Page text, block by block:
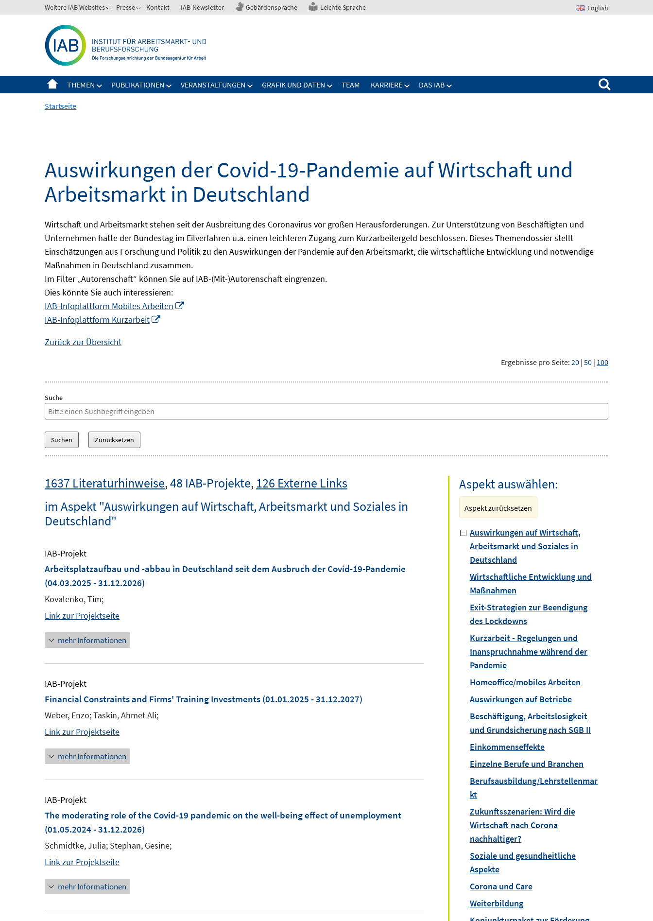
zum
Weitere IAB Websites Presse Kontakt IAB-Newsletter Gebärdensprache Leichte Sprache English
THEMEN PUBLIKATIONEN VERANSTALTUNGEN GRAFIK UND DATEN TEAM KARRIERE DAS IAB
Suchen nach:
Startseite
Auswirkungen der Covid-19-Pandemie auf Wirtschaft und
Arbeitsmarkt in Deutschland
Wirtschaft und Arbeitsmarkt stehen seit der Ausbreitung des Coronavirus vor großen Herausforderungen. Zur Unterstützung von Beschäftigten und
Unternehmen hatte der Bundestag im Eilverfahren u.a. einen leichteren Zugang zum Kurzarbeitergeld beschlossen. Dieses Themendossier stellt
Einschätzungen aus Forschung und Politik zu den Auswirkungen der Pandemie auf den Arbeitsmarkt, die wirtschaftliche Entwicklung und notwendige
Maßnahmen in Deutschland zusammen.
Im Filter „Autorenschaft“ können Sie auf IAB-(Mit-)Autorenschaft eingrenzen.
Dies könnte Sie auch interessieren:
IAB-Infoplattform Mobiles Arbeiten
IAB-Infoplattform Kurzarbeit
Zurück zur Übersicht
Ergebnisse pro Seite: 20 | 50 | 100
Suche
1637 Literaturhinweise,48 IAB-Projekte, 126 Externe Links
im Aspekt "Auswirkungen auf Wirtschaft, Arbeitsmarkt und Soziales in
Deutschland"
IAB-Projekt
Arbeitsplatzaufbau und -abbau in Deutschland seit dem Ausbruch der Covid-19-Pandemie
(04.03.2025 - 31.12.2026)
Kovalenko, Tim;
Link zur Projektseite
mehr Informationen
IAB-Projekt
Financial Constraints and Firms' Training Investments (01.01.2025 - 31.12.2027)
Weber, Enzo; Taskin, Ahmet Ali;
Link zur Projektseite
mehr Informationen
IAB-Projekt
The moderating role of the Covid-19 pandemic on the well-being effect of unemployment
(01.05.2024 - 31.12.2026)
Schmidtke, Julia; Stephan, Gesine;
Link zur Projektseite
mehr Informationen
Aspekt auswählen:
Aspekt zurücksetzen
Auswirkungen auf Wirtschaft,
Arbeitsmarkt und Soziales in
Deutschland
Wirtschaftliche Entwicklung und
Maßnahmen
Exit-Strategien zur Beendigung
des Lockdowns
Kurzarbeit - Regelungen und
Inanspruchnahme während der
Pandemie
Homeoffice/mobiles Arbeiten
Auswirkungen auf Betriebe
Beschäftigung, Arbeitslosigkeit
und Grundsicherung nach SGB II
Einkommenseffekte
Einzelne Berufe und Branchen
Berufsausbildung/Lehrstellenmar
kt
Zukunftsszenarien: Wird die
Wirtschaft nach Corona
nachhaltiger?
Soziale und gesundheitliche
Aspekte
Corona und Care
Weiterbildung